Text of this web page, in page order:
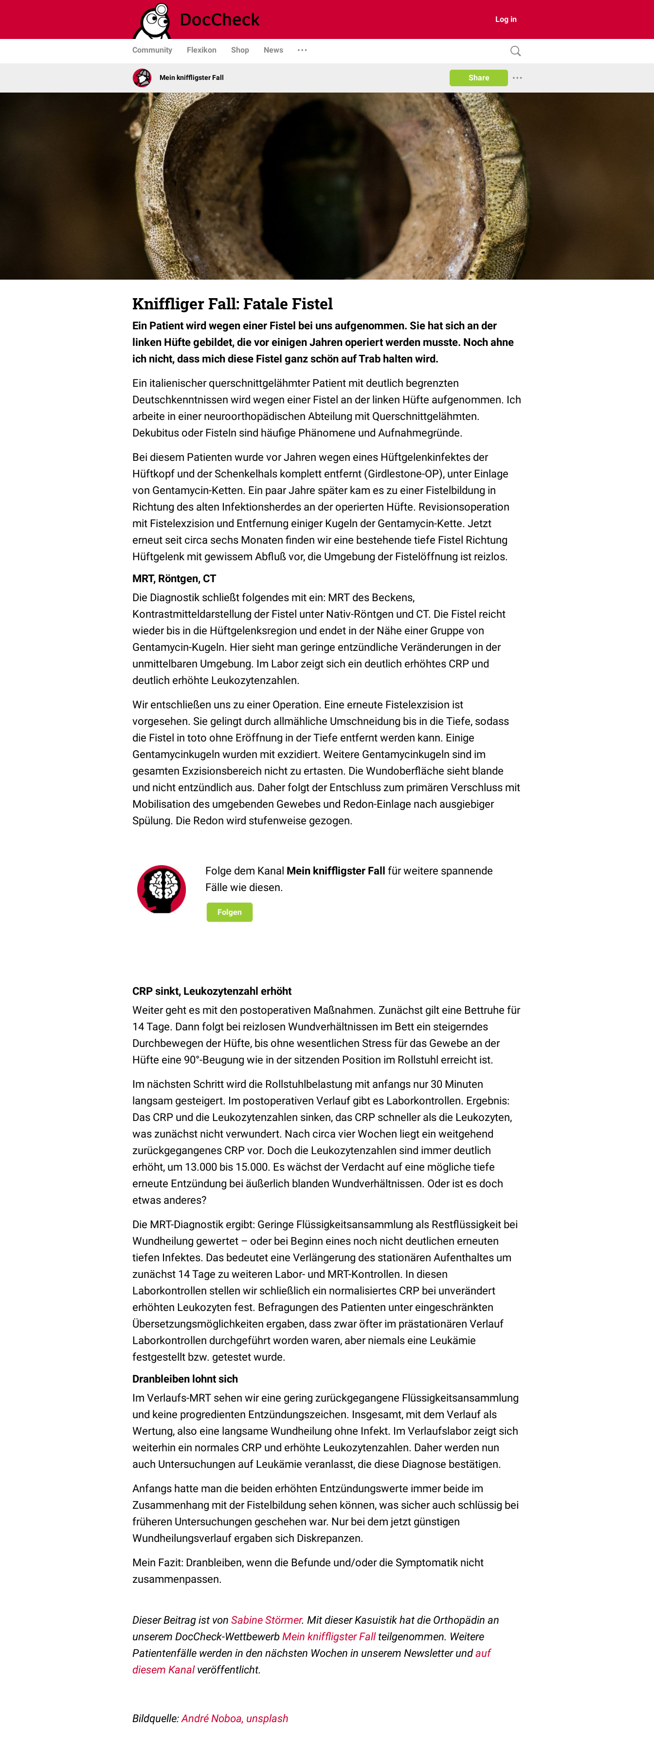
Log in
Community Flexikon Shop News
Mein kniffligster Fall Share
Kniffliger Fall: Fatale Fistel
Ein Patient wird wegen einer Fistel bei uns aufgenommen. Sie hat sich an der
linken Hüfte gebildet, die vor einigen Jahren operiert werden musste. Noch ahne
ich nicht, dass mich diese Fistel ganz schön auf Trab halten wird.
Ein italienischer querschnittgelähmter Patient mit deutlich begrenzten
Deutschkenntnissen wird wegen einer Fistel an der linken Hüfte aufgenommen. Ich
arbeite in einer neuroorthopädischen Abteilung mit Querschnittgelähmten.
Dekubitus oder Fisteln sind häufige Phänomene und Aufnahmegründe.
Bei diesem Patienten wurde vor Jahren wegen eines Hüftgelenkinfektes der
Hüftkopf und der Schenkelhals komplett entfernt (Girdlestone-OP), unter Einlage
von Gentamycin-Ketten. Ein paar Jahre später kam es zu einer Fistelbildung in
Richtung des alten Infektionsherdes an der operierten Hüfte. Revisionsoperation
mit Fistelexzision und Entfernung einiger Kugeln der Gentamycin-Kette. Jetzt
erneut seit circa sechs Monaten finden wir eine bestehende tiefe Fistel Richtung
Hüftgelenk mit gewissem Abfluß vor, die Umgebung der Fistelöffnung ist reizlos.
MRT, Röntgen, CT
Die Diagnostik schließt folgendes mit ein: MRT des Beckens,
Kontrastmitteldarstellung der Fistel unter Nativ-Röntgen und CT. Die Fistel reicht
wieder bis in die Hüftgelenksregion und endet in der Nähe einer Gruppe von
Gentamycin-Kugeln. Hier sieht man geringe entzündliche Veränderungen in der
unmittelbaren Umgebung. Im Labor zeigt sich ein deutlich erhöhtes CRP und
deutlich erhöhte Leukozytenzahlen.
Wir entschließen uns zu einer Operation. Eine erneute Fistelexzision ist
vorgesehen. Sie gelingt durch allmähliche Umschneidung bis in die Tiefe, sodass
die Fistel in toto ohne Eröffnung in der Tiefe entfernt werden kann. Einige
Gentamycinkugeln wurden mit exzidiert. Weitere Gentamycinkugeln sind im
gesamten Exzisionsbereich nicht zu ertasten. Die Wundoberfläche sieht blande
und nicht entzündlich aus. Daher folgt der Entschluss zum primären Verschluss mit
Mobilisation des umgebenden Gewebes und Redon-Einlage nach ausgiebiger
Spülung. Die Redon wird stufenweise gezogen.
Folge dem Kanal Mein kniffligster Fall für weitere spannende
Fälle wie diesen.
CRP sinkt, Leukozytenzahl erhöht
Weiter geht es mit den postoperativen Maßnahmen. Zunächst gilt eine Bettruhe für
14 Tage. Dann folgt bei reizlosen Wundverhältnissen im Bett ein steigerndes
Durchbewegen der Hüfte, bis ohne wesentlichen Stress für das Gewebe an der
Hüfte eine 90°-Beugung wie in der sitzenden Position im Rollstuhl erreicht ist.
Im nächsten Schritt wird die Rollstuhlbelastung mit anfangs nur 30 Minuten
langsam gesteigert. Im postoperativen Verlauf gibt es Laborkontrollen. Ergebnis:
Das CRP und die Leukozytenzahlen sinken, das CRP schneller als die Leukozyten,
was zunächst nicht verwundert. Nach circa vier Wochen liegt ein weitgehend
zurückgegangenes CRP vor. Doch die Leukozytenzahlen sind immer deutlich
erhöht, um 13.000 bis 15.000. Es wächst der Verdacht auf eine mögliche tiefe
erneute Entzündung bei äußerlich blanden Wundverhältnissen. Oder ist es doch
etwas anderes?
Die MRT-Diagnostik ergibt: Geringe Flüssigkeitsansammlung als Restflüssigkeit bei
Wundheilung gewertet – oder bei Beginn eines noch nicht deutlichen erneuten
tiefen Infektes. Das bedeutet eine Verlängerung des stationären Aufenthaltes um
zunächst 14 Tage zu weiteren Labor- und MRT-Kontrollen. In diesen
Laborkontrollen stellen wir schließlich ein normalisiertes CRP bei unverändert
erhöhten Leukozyten fest. Befragungen des Patienten unter eingeschränkten
Übersetzungsmöglichkeiten ergaben, dass zwar öfter im prästationären Verlauf
Laborkontrollen durchgeführt worden waren, aber niemals eine Leukämie
festgestellt bzw. getestet wurde.
Dranbleiben lohnt sich
Im Verlaufs-MRT sehen wir eine gering zurückgegangene Flüssigkeitsansammlung
und keine progredienten Entzündungszeichen. Insgesamt, mit dem Verlauf als
Wertung, also eine langsame Wundheilung ohne Infekt. Im Verlaufslabor zeigt sich
weiterhin ein normales CRP und erhöhte Leukozytenzahlen. Daher werden nun
auch Untersuchungen auf Leukämie veranlasst, die diese Diagnose bestätigen.
Anfangs hatte man die beiden erhöhten Entzündungswerte immer beide im
Zusammenhang mit der Fistelbildung sehen können, was sicher auch schlüssig bei
früheren Untersuchungen geschehen war. Nur bei dem jetzt günstigen
Wundheilungsverlauf ergaben sich Diskrepanzen.
Mein Fazit: Dranbleiben, wenn die Befunde und/oder die Symptomatik nicht
zusammenpassen.
Dieser Beitrag ist von Sabine Störmer. Mit dieser Kasuistik hat die Orthopädin an
unserem DocCheck-Wettbewerb Mein kniffligster Fallteilgenommen. Weitere
Patientenfälle werden in den nächsten Wochen in unserem Newsletter undauf
diesem Kanal veröffentlicht.
Bildquelle:André Noboa, unsplash